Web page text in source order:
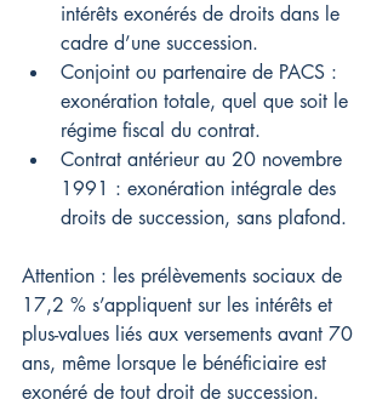
intérêts exonérés de droits dans le
cadre d’une succession.
Conjoint ou partenaire de PACS :
exonération totale, quel que soit le
régime fiscal du contrat.
Contrat antérieur au 20 novembre
1991 : exonération intégrale des
droits de succession, sans plafond.
Attention : les prélèvements sociaux de
17,2 % s’appliquent sur les intérêts et
plus-values liés aux versements avant 70
ans, même lorsque le bénéficiaire est
exonéré de tout droit de succession.